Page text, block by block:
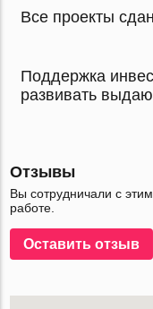
Все проекты
Поддержка
развивать
Отзывы
Вы сотрудничали с
работе.
Оставить отзыв